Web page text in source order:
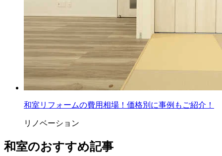
和室リフォームの費用相場！価格別に事例もご紹介！
リノベーション
和室のおすすめ記事